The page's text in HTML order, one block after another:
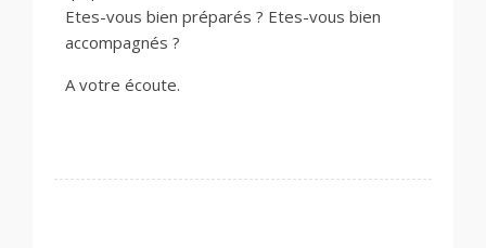
Etes-vous bien préparés ? Etes-vous bien
accompagnés ?
A votre écoute.